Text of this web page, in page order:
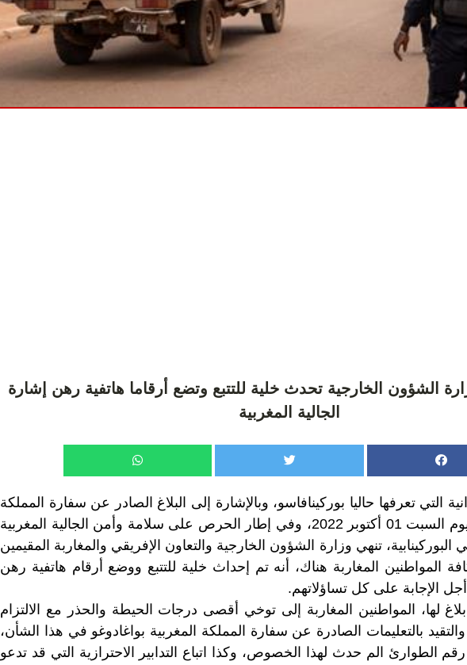
الشؤون الخارجية تحدث خلية للتتبع وتضع أرقاما هاتفية رهن إشارة
الجالية المغربية
التي تعرفها حاليا بوركينافاسو، وبالإشارة إلى البلاغ الصادر عن سفارة المملكة
المغربية بواغادوغو يوم السبت 01 أكتوبر 2022، وفي إطار الحرص على سلامة وأمن الجالية المغربية
تنهي وزارة الشؤون الخارجية والتعاون الإفريقي والمغاربة المقيمين
المواطنين المغاربة هناك، أنه تم إحداث خلية للتتبع ووضع أرقام هاتفية رهن
الإجابة على كل تساؤلاتهم.
لها، المواطنين المغاربة إلى توخي أقصى درجات الحيطة والحذر مع الالتزام
والتقيد بالتعليمات الصادرة عن سفارة المملكة المغربية بواغادوغو في هذا الشأن،
الطوارئ الم حدث لهذا الخصوص، وكذا اتباع التدابير الاحترازية التي قد تدعو